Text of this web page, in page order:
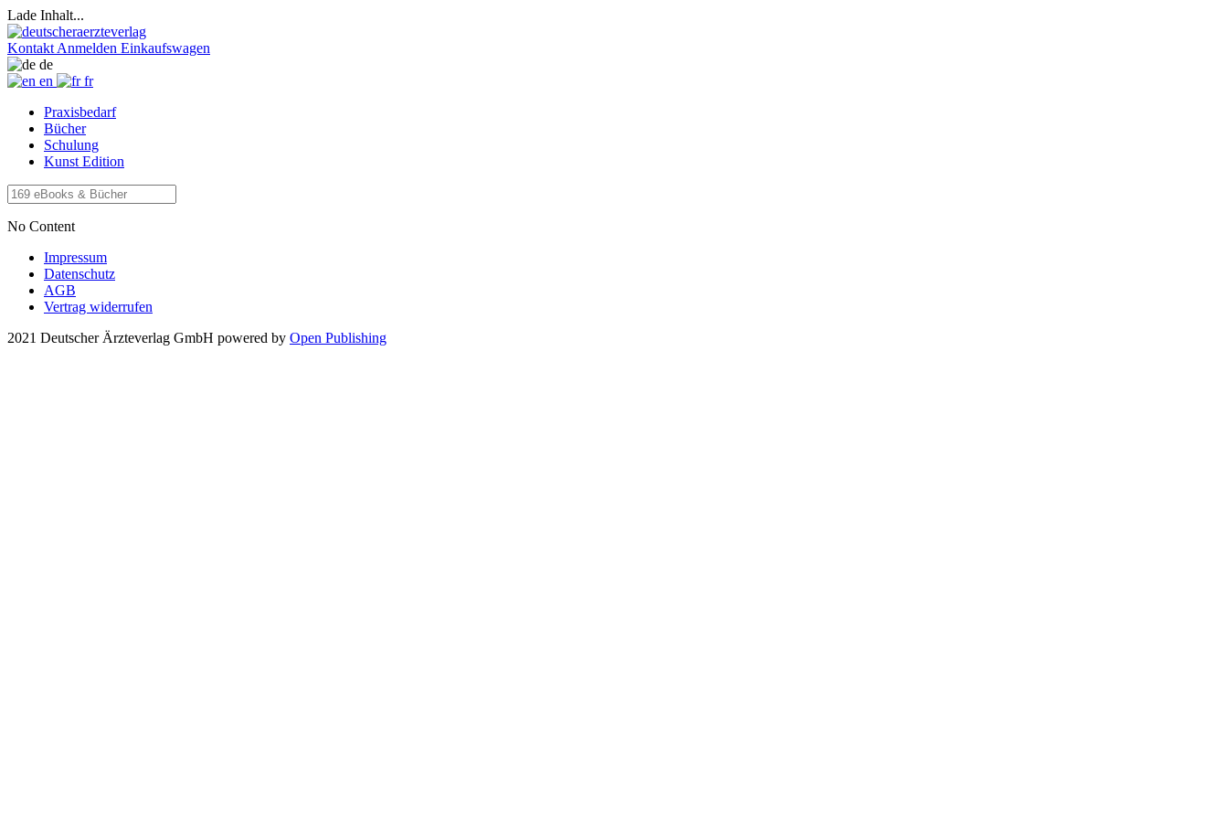
Lade Inhalt...
Kontakt Anmelden Einkaufswagen
de
en
fr
Praxisbedarf
Bücher
Schulung
Kunst Edition
No Content
Impressum
Datenschutz
AGB
Vertrag widerrufen
2021 Deutscher Ärzteverlag GmbH powered by Open Publishing